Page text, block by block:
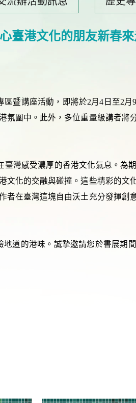
臺港文化的朋友新春
暨講座活動，即將於2月4日至2
圍中。此外，多位重量級講者將
灣感受濃厚的香港文化氣息。為
化的交融與碰撞。這些精彩的文
在臺灣這塊自由沃土充分發揮創
道的港味。誠摯邀請您於書展期